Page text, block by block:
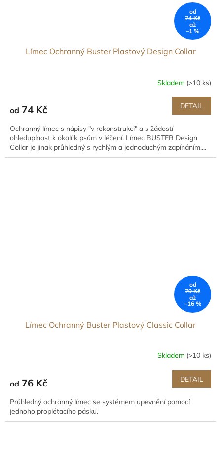
od
74 Kč
až
–1 %
Límec Ochranný Buster Plastový Design Collar
Skladem (>10 ks)
od 74 Kč DETAIL
Ochranný límec s nápisy "v rekonstrukci" a s žádostí
ohleduplnost k okolí k psům v léčení. Límec BUSTER Design
Collar je jinak průhledný s rychlým a jednoduchým zapínáním....
od
79 Kč
až
–16 %
Límec Ochranný Buster Plastový Classic Collar
Skladem (>10 ks)
od 76 Kč DETAIL
Průhledný ochranný límec se systémem upevnění pomocí
jednoho proplétacího pásku.